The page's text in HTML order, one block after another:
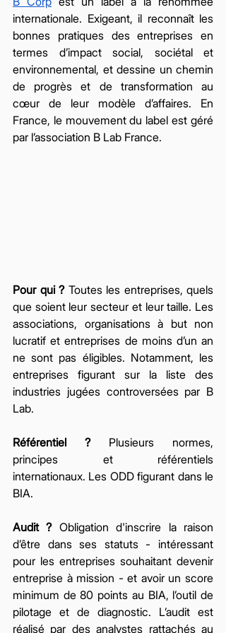
internationale. Exigeant, il reconnaît les
bonnes pratiques des entreprises en
termes d’impact social, sociétal et
environnemental, et dessine un chemin
de progrès et de transformation au
cœur de leur modèle d’affaires. En
France, le mouvement du label est géré
par l’association B Lab France.
Pour qui ? Toutes les entreprises, quels
que soient leur secteur et leur taille. Les
associations, organisations à but non
lucratif et entreprises de moins d’un an
ne sont pas éligibles. Notamment, les
entreprises figurant sur la liste des
industries jugées controversées par B
Lab.
Référentiel ? Plusieurs normes,
principes et référentiels
internationaux. Les ODD figurant dans le
BIA.
Audit ? Obligation d'inscrire la raison
d’être dans ses statuts - intéressant
pour les entreprises souhaitant devenir
entreprise à mission - et avoir un score
minimum de 80 points au BIA, l’outil de
pilotage et de diagnostic. L’audit est
réalisé par des analystes rattachés au